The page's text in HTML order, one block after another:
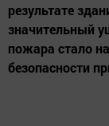
результате
значительный
пожара стало
безопасности